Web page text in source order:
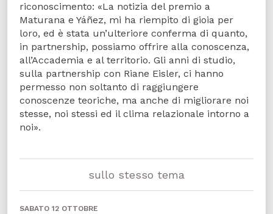
riconoscimento: «La notizia del premio a
Maturana e Yáñez, mi ha riempito di gioia per
loro, ed è stata un’ulteriore conferma di quanto,
in partnership, possiamo offrire alla conoscenza,
all’Accademia e al territorio. Gli anni di studio,
sulla partnership con Riane Eisler, ci hanno
permesso non soltanto di raggiungere
conoscenze teoriche, ma anche di migliorare noi
stesse, noi stessi ed il clima relazionale intorno a
noi».
sullo stesso tema
SABATO 12 OTTOBRE